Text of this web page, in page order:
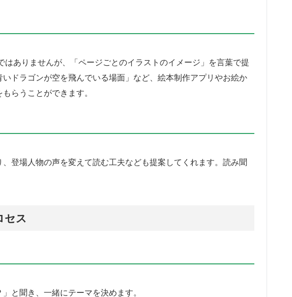
はありませんが、「ページごとのイラストのイメージ」を言葉で提
ドラゴンが空を飛んでいる場面」など、絵本制作アプリやお絵か
らうことができます。
登場人物の声を変えて読む工夫なども提案してくれます。読み聞
セス
と聞き、一緒にテーマを決めます。